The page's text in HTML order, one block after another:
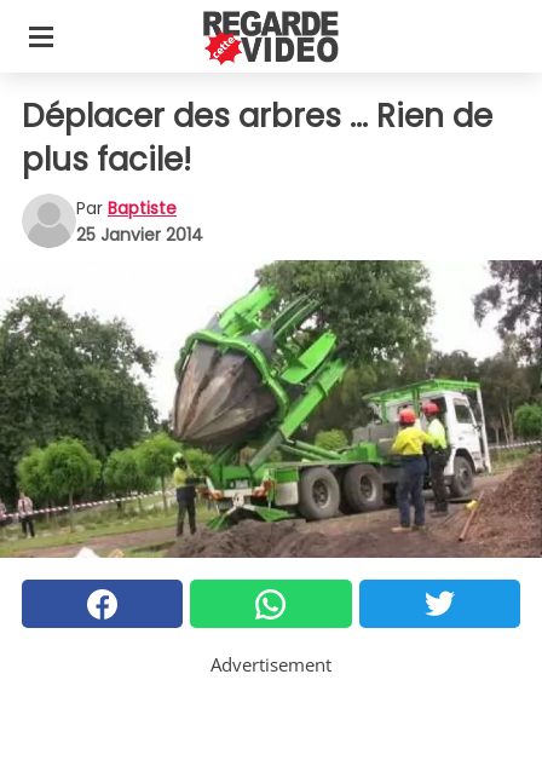
Déplacer des arbres ... Rien de
plus facile!
Par Baptiste
25 Janvier 2014
Advertisement